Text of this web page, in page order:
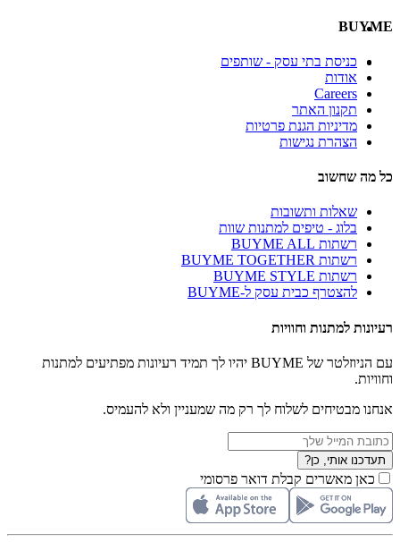
BUYME
כניסת בתי עסק - שותפים
אודות
Careers
תקנון האתר
מדיניות הגנת פרטיות
הצהרת נגישות
כל מה שחשוב
שאלות ותשובות
בלוג - טיפים למתנות שוות
רשתות BUYME ALL
רשתות BUYME TOGETHER
רשתות BUYME STYLE
להצטרף כבית עסק ל-BUYME
רעיונות למתנות וחוויות
עם הניוזלטר של BUYME יהיו לך תמיד רעיונות מפתיעים למתנות
וחוויות.
אנחנו מבטיחים לשלוח לך רק מה שמעניין ולא להעמיס.
תעדכנו אותי, כן?
כאן מאשרים קבלת דואר פרסומי